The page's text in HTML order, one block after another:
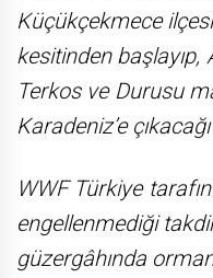
Küçükçekmece
kesitinden başlayıp,
Terkos ve Durusu
Karadeniz’e
WWF Türkiye
engellenmediği
güzergâhında